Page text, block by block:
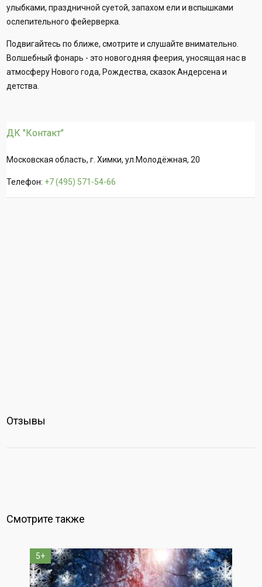
улыбками, праздничной суетой, запахом ели и вспышками
ослепительного фейерверка.
Подвигайтесь по ближе, смотрите и слушайте внимательно.
Волшебный фонарь - это новогодняя феерия, уносящая нас в
атмосферу Нового года, Рождества, сказок Андерсена и
детства.
ДК "Контакт"
Московская область, г. Химки, ул.Молодёжная, 20
Телефон: +7 (495) 571-54-66
Отзывы
Смотрите также
5+